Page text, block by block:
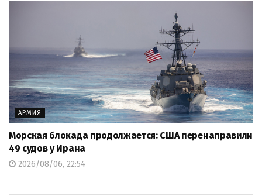
АРМИЯ
Морская блокада продолжается: США перенаправили
49 судов у Ирана
2026/08/06, 22:54